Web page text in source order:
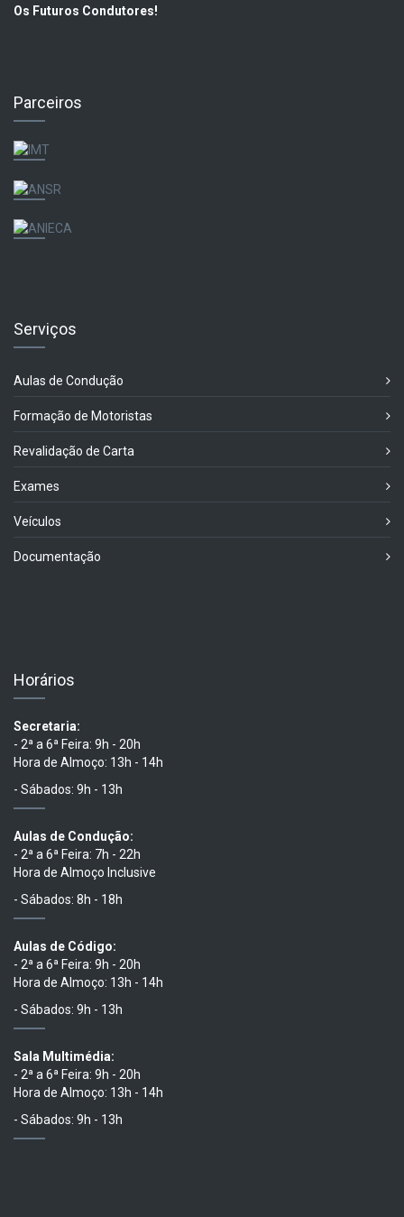
Os Futuros Condutores!
Parceiros
Serviços
Aulas de Condução
Formação de Motoristas
Revalidação de Carta
Exames
Veículos
Documentação
Horários
Secretaria:
- 2ª a 6ª Feira: 9h - 20h
Hora de Almoço: 13h - 14h
- Sábados: 9h - 13h
Aulas de Condução:
- 2ª a 6ª Feira: 7h - 22h
Hora de Almoço Inclusive
- Sábados: 8h - 18h
Aulas de Código:
- 2ª a 6ª Feira: 9h - 20h
Hora de Almoço: 13h - 14h
- Sábados: 9h - 13h
Sala Multimédia:
- 2ª a 6ª Feira: 9h - 20h
Hora de Almoço: 13h - 14h
- Sábados: 9h - 13h